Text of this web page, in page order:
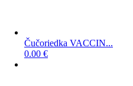
Čučoriedka VACCIN...
0.00 €